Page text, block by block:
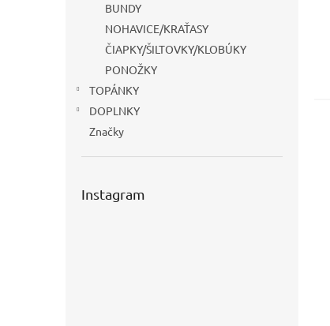
BUNDY
NOHAVICE/KRAŤASY
ČIAPKY/ŠILTOVKY/KLOBÚKY
PONOŽKY
TOPÁNKY
DOPLNKY
Značky
Instagram